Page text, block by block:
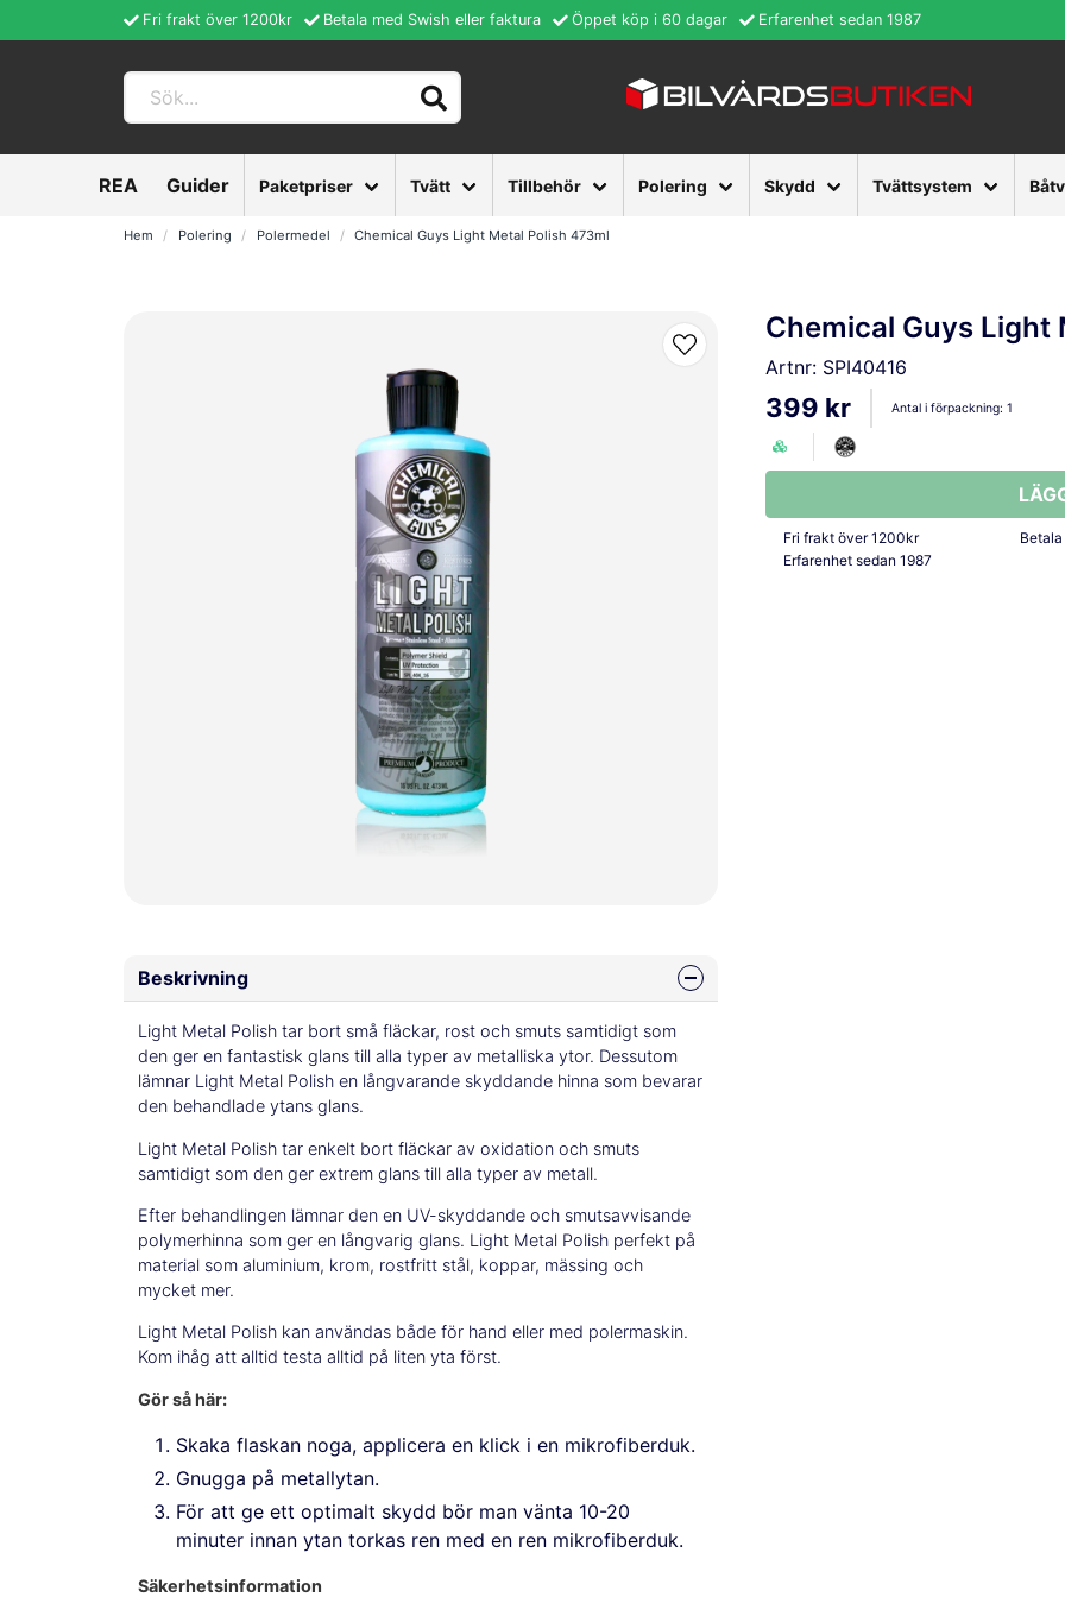
Fri frakt över 1200kr Betala med Swish eller faktura Öppet köp i 60 dagar Erfarenhet sedan 1987
REA Guider Paketpriser Tvätt Tillbehör Polering Skydd Tvättsystem
Hem Polering Polermedel Chemical Guys Light Metal Polish 473ml
Beskrivning
Light Metal Polish tar bort små fläckar, rost och smuts samtidigt som
den ger en fantastisk glans till alla typer av metalliska ytor. Dessutom
lämnar Light Metal Polish en långvarande skyddande hinna som bevarar
den behandlade ytans glans.
Light Metal Polish tar enkelt bort fläckar av oxidation och smuts
samtidigt som den ger extrem glans till alla typer av metall.
Efter behandlingen lämnar den en UV-skyddande och smutsavvisande
polymerhinna som ger en långvarig glans. Light Metal Polish perfekt på
material som aluminium, krom, rostfritt stål, koppar, mässing och
mycket mer.
Light Metal Polish kan användas både för hand eller med polermaskin.
Kom ihåg att alltid testa alltid på liten yta först.
Gör så här:
Skaka flaskan noga, applicera en klick i en mikrofiberduk.
Gnugga på metallytan.
För att ge ett optimalt skydd bör man vänta 10-20
minuter innan ytan torkas ren med en ren mikrofiberduk.
Säkerhetsinformation
Chemical Guys Light
Artnr: SPI40416
399 kr Antal i förpackning: 1
Fri frakt över 1200kr
Erfarenhet sedan 1987